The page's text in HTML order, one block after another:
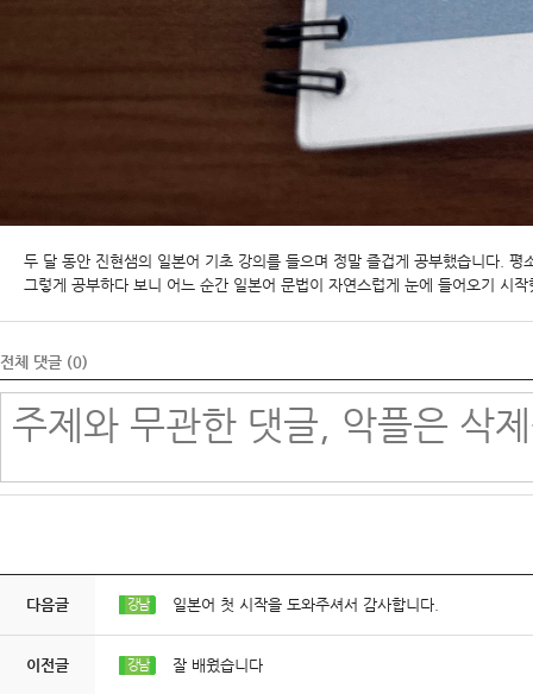
두 달 동안 진현샘의 일본어 기초 강의를 들으며 정말 즐겁게 공부했습니다.
그렇게 공부하다 보니 어느 순간 일본어 문법이 자연스럽게 눈에 들어오기 시
전체 댓글 (0)
다음글 강남 일본어 첫 시작을 도와주셔서 감사합니다.
이전글 강남 잘 배웠습니다